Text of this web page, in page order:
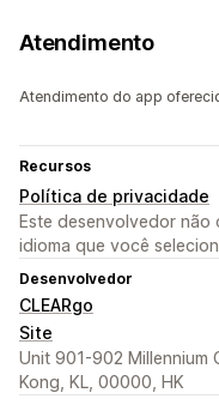
Atendimento
Atendimento do app
Recursos
Política de privacidade
Este desenvolvedor
idioma que você
Desenvolvedor
CLEARgo
Site
Unit 901-902 Millennium
Kong, KL, 00000, HK